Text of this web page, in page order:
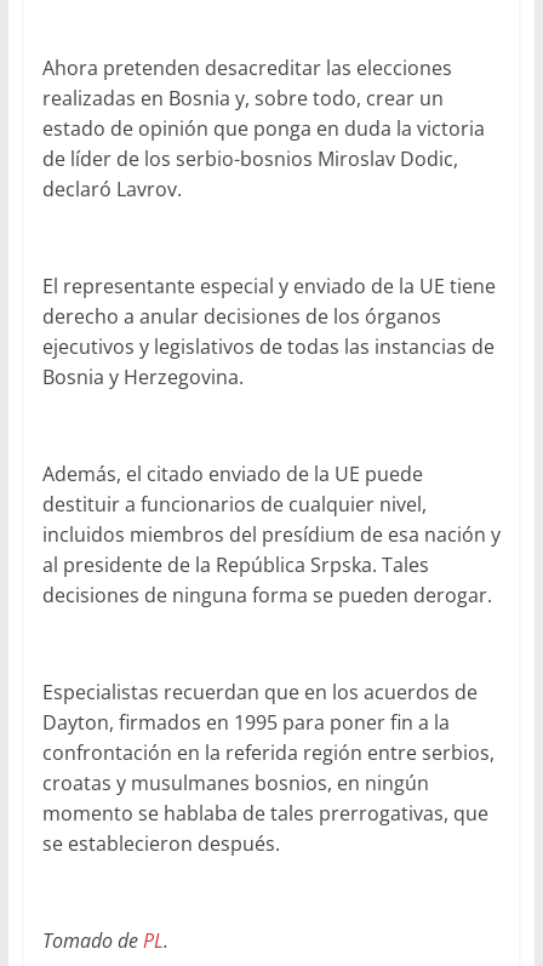
Ahora pretenden desacreditar las elecciones
realizadas en Bosnia y, sobre todo, crear un
estado de opinión que ponga en duda la victoria
de líder de los serbio-bosnios Miroslav Dodic,
declaró Lavrov.
El representante especial y enviado de la UE tiene
derecho a anular decisiones de los órganos
ejecutivos y legislativos de todas las instancias de
Bosnia y Herzegovina.
Además, el citado enviado de la UE puede
destituir a funcionarios de cualquier nivel,
incluidos miembros del presídium de esa nación y
al presidente de la República Srpska. Tales
decisiones de ninguna forma se pueden derogar.
Especialistas recuerdan que en los acuerdos de
Dayton, firmados en 1995 para poner fin a la
confrontación en la referida región entre serbios,
croatas y musulmanes bosnios, en ningún
momento se hablaba de tales prerrogativas, que
se establecieron después.
Tomado dePL.